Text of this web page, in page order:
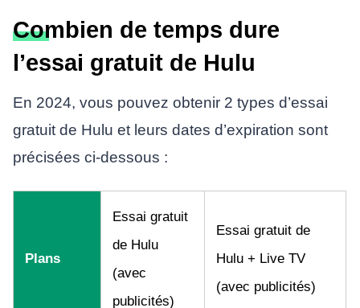
Combien de temps dure
l’essai gratuit de Hulu
En 2024, vous pouvez obtenir 2 types d’essai
gratuit de Hulu et leurs dates d’expiration sont
précisées ci-dessous :
Plans
Essai gratuit
de Hulu
(avec
publicités)
Essai gratuit de
Hulu + Live TV
(avec publicités)